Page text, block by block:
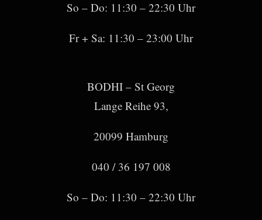
So – Do: 11:30 – 22:30 Uhr
Fr + Sa: 11:30 – 23:00 Uhr
BODHI – St Georg
Lange Reihe 93,
20099 Hamburg
040 / 36 197 008
So – Do: 11:30 – 22:30 Uhr